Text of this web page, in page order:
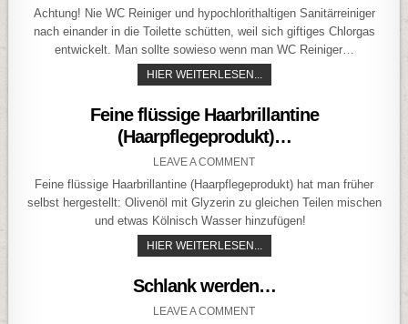
Achtung! Nie WC Reiniger und hypochlorithaltigen Sanitärreiniger
nach einander in die Toilette schütten, weil sich giftiges Chlorgas
entwickelt. Man sollte sowieso wenn man WC Reiniger…
HIER WEITERLESEN...
Feine flüssige Haarbrillantine
(Haarpflegeprodukt)…
LEAVE A COMMENTON FEINE FLÜSSIGE
Feine flüssige Haarbrillantine (Haarpflegeprodukt) hat man früher
selbst hergestellt: Olivenöl mit Glyzerin zu gleichen Teilen mischen
und etwas Kölnisch Wasser hinzufügen!
HIER WEITERLESEN...
Schlank werden…
LEAVE A COMMENTON SCHLANK WERDEN…